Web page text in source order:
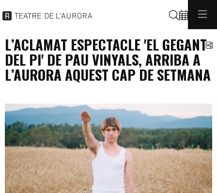
Buscar
L’ACLAMAT ESPECTACLE 'EL GEGANT
DEL PI' DE PAU VINYALS, ARRIBA A
L’AURORA AQUEST CAP DE SETMANA